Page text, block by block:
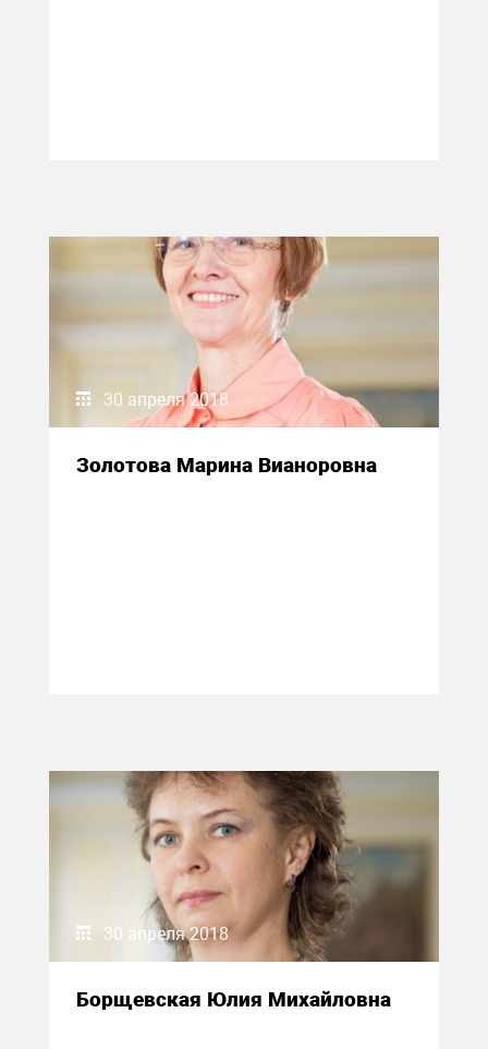
30 апреля 2018
Золотова Марина Вианоровна
30 апреля 2018
Борщевская Юлия Михайловна